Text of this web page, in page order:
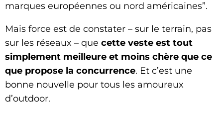
marques européennes ou nord américaines”.
Mais force est de constater – sur le terrain, pas
sur les réseaux – que cette veste est tout
simplement meilleure et moins chère que ce
que propose la concurrence. Et c’est une
bonne nouvelle pour tous les amoureux
d’outdoor.